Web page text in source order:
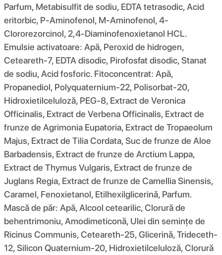
Parfum, Metabisulfit de sodiu, EDTA tetrasodic, Acid
eritorbic, P-Aminofenol, Μ-Aminofenol, 4-
Clororezorcinol, 2,4-Diaminofenoxietanol HCL.
Emulsie activatoare: Apă, Peroxid de hidrogen,
Ceteareth-7, EDTA disodic, Pirofosfat disodic, Stanat
de sodiu, Acid fosforic. Fitoconcentrat: Apă,
Propanediol, Polyquaternium-22, Polisorbat-20,
Hidroxietilceluloză, PEG-8, Extract de Veronica
Officinalis, Extract de Verbena Officinalis, Extract de
frunze de Agrimonia Eupatoria, Extract de Tropaeolum
Majus, Extract de Tilia Cordata, Suc de frunze de Aloe
Barbadensis, Extract de frunze de Arctium Lappa,
Extract de Thymus Vulgaris, Extract de frunze de
Juglans Regia, Extract de frunze de Camellia Sinensis,
Caramel, Fenoxietanol, Etilhexilglicerină, Parfum.
Mască de păr: Apă, Alcool cetearilic, Clorură de
behentrimoniu, Amodimeticonă, Ulei din semințe de
Ricinus Communis, Ceteareth-25, Glicerină, Trideceth-
12, Silicon Quaternium-20, Hidroxietilceluloză, Clorură